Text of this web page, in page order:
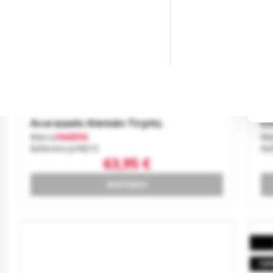
Acorazado Alemán Tirpitz.
MarcaTAMIYA
Referencia 78015
63,95 €
-